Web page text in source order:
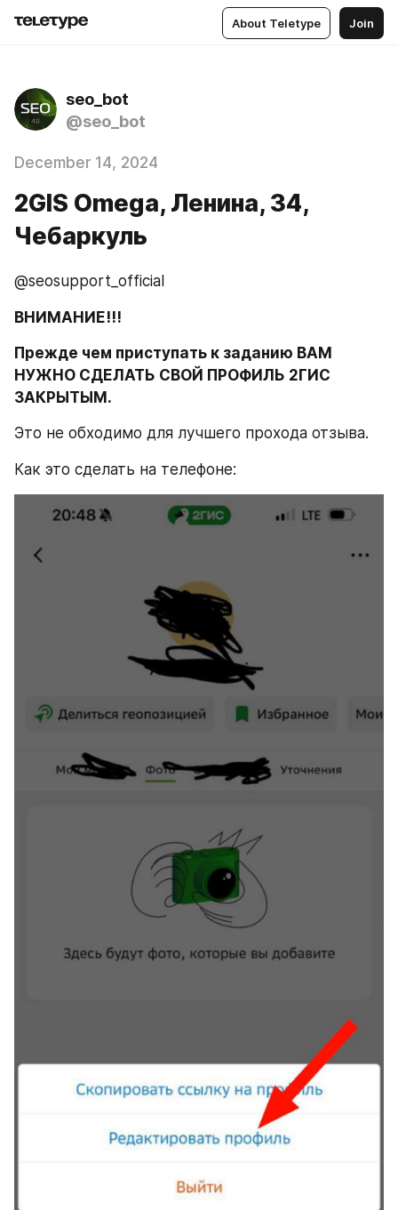
About Teletype Join
seo_bot
@seo_bot
December 14, 2024
2GIS Omega, ​Ленина, 34,
Чебаркуль
@seosupport_official
ВНИМАНИЕ!!!
Прежде чем приступать к заданию ВАМ
НУЖНО СДЕЛАТЬ СВОЙ ПРОФИЛЬ 2ГИС
ЗАКРЫТЫМ.
Это не обходимо для лучшего прохода отзыва.
Как это сделать на телефоне: